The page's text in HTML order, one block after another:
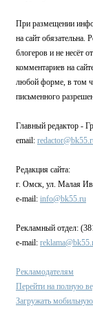
При размещении
на сайт обязательна.
блогеров и не несёт
комментариев на
любой форме, в том
письменного
Главный редактор -
email:
Редакция сайта:
г. Омск, ул. Малая
e-mail: info@bk55.ru
Рекламный отдел:
e-mail:
Рекламодателям
Перейти на полную
Загружать